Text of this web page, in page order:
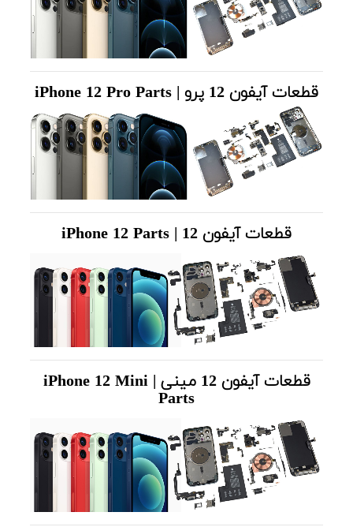
قطعات آیفون 12 پرو | iPhone 12 Pro Parts
قطعات آیفون 12 | iPhone 12 Parts
قطعات آیفون 12 مینی | iPhone 12 Mini
Parts